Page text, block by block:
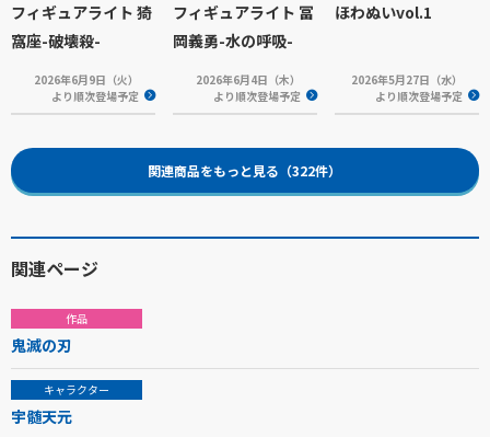
フィギュアライト 猗
窩座-破壊殺-
2026年6月9日（火）
より順次登場予定
フィギュアライト 冨
岡義勇-水の呼吸-
2026年6月4日（木）
より順次登場予定
ほわぬいvol.1
2026年5月27日（水）
より順次登場予定
関連商品をもっと見る（322件）
関連ページ
作品
鬼滅の刃
キャラクター
宇髄天元